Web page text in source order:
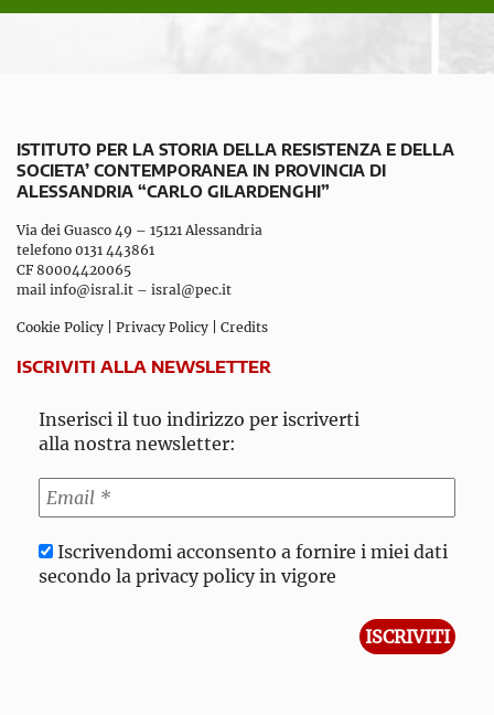
ISTITUTO PER LA STORIA DELLA RESISTENZA E DELLA
SOCIETA’ CONTEMPORANEA IN PROVINCIA DI
ALESSANDRIA “CARLO GILARDENGHI”
Via dei Guasco 49 – 15121 Alessandria
telefono 0131 443861
CF 80004420065
mail info@isral.it – isral@pec.it
Cookie Policy Privacy Policy Credits
ISCRIVITI ALLA NEWSLETTER
Inserisci il tuo indirizzo per iscriverti
alla nostra newsletter:
Iscrivendomi acconsento a fornire i miei dati
secondo la privacy policy in vigore